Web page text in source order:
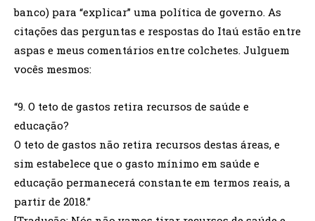
banco) para “explicar” uma política de governo. As
citações das perguntas e respostas do Itaú estão entre
aspas e meus comentários entre colchetes. Julguem
vocês mesmos:
“9. O teto de gastos retira recursos de saúde e
educação?
O teto de gastos não retira recursos destas áreas, e
sim estabelece que o gasto mínimo em saúde e
educação permanecerá constante em termos reais, a
partir de 2018.”